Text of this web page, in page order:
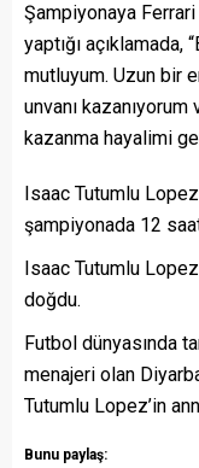
Şampiyonaya Ferrari
yaptığı açıklamada,
mutluyum. Uzun bir
unvanı
kazanma hayalimi
Isaac Tutumlu
şampiyonada 12
Isaac Tutumlu
doğdu.
Futbol dünyasında
menajeri olan
Tutumlu Lopez’in
Bunu paylaş: